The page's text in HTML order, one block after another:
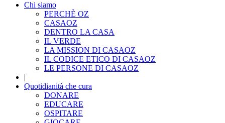
Chi siamo
PERCHÈ OZ
CASAOZ
DENTRO LA CASA
IL VERDE
LA MISSION DI CASAOZ
IL CODICE ETICO DI CASAOZ
LE PERSONE DI CASAOZ
|
Quotidianità che cura
DONARE
EDUCARE
OSPITARE